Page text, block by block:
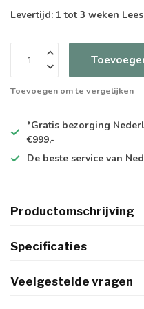
Levertijd: 1 tot 3 weken
Toevoegen om te vergelijken
*Gratis bezorging
€999,-
De beste service van
Productomschrijving
Specificaties
Veelgestelde vragen